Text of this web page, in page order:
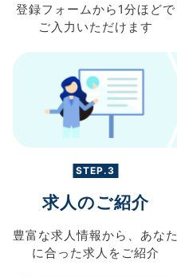
登録フォームから 1分ほどで
ご入力 いただけます
STEP.3
求人のご紹介
豊富な求人情報から、 あなた
に合った求人を ご紹介